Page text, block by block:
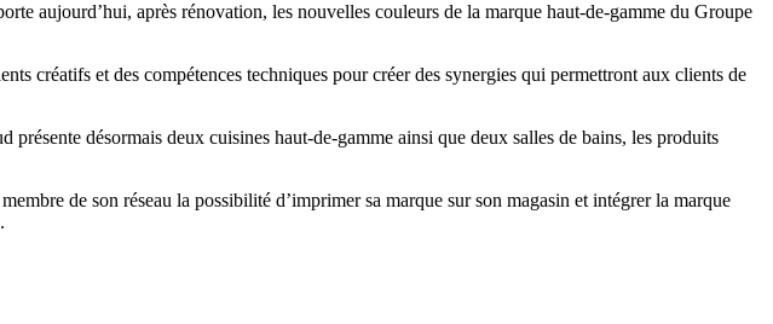
aujourd’hui, après rénovation, les nouvelles couleurs de la marque haut-de-gamme du Groupe
créatifs et des compétences techniques pour créer des synergies qui permettront aux clients de
désormais deux cuisines haut-de-gamme ainsi que deux salles de bains, les produits
de son réseau la possibilité d’imprimer sa marque sur son magasin et intégrer la marque
.